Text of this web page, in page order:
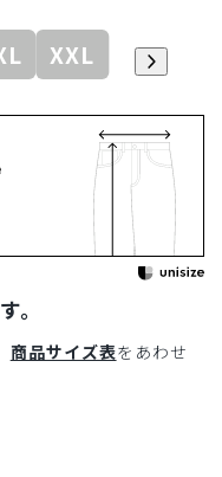
XXL
。
商品サイズ表をあわせ